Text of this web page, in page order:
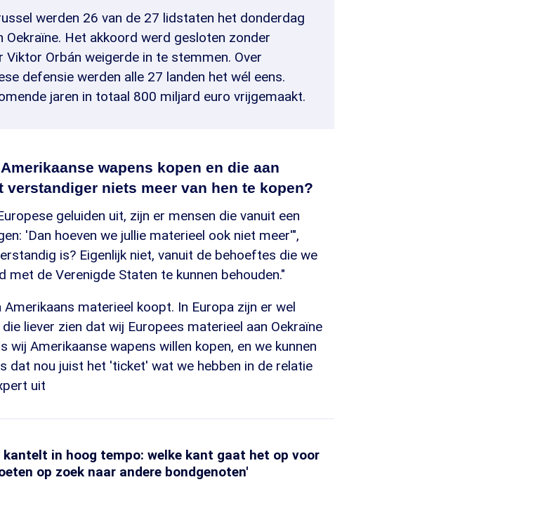
werden 26 van de 27 lidstaten het donderdag
Oekraïne. Het akkoord werd gesloten zonder
Orbán weigerde in te stemmen. Over
defensie werden alle 27 landen het wél eens.
jaren in totaal 800 miljard euro vrijgemaakt.
wapens kopen en die aan
verstandiger niets meer van hen te kopen?
geluiden uit, zijn er mensen die vanuit een
'Dan hoeven we jullie materieel ook niet meer'",
is? Eigenlijk niet, vanuit de behoeftes die we
met de Verenigde Staten te kunnen behouden."
materieel koopt. In Europa zijn er wel
liever zien dat wij Europees materieel aan Oekraïne
wij Amerikaanse wapens willen kopen, en we kunnen
dat nou juist het 'ticket' wat we hebben in de relatie
uit
kantelt in hoog tempo: welke kant gaat het op voor
op zoek naar andere bondgenoten'